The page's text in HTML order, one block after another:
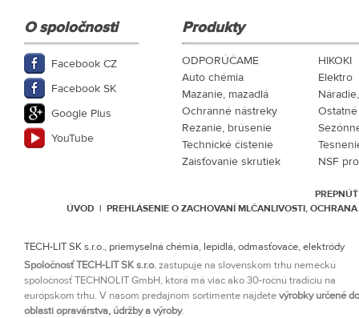
O spoločnosti
Facebook CZ
Facebook SK
Google Plus
YouTube
Produkty
ODPORÚČAME
HIKOKI
Auto chémia
Elektro
Mazanie, mazadlá
Ochranné nástreky
Rezanie, brúsenie
Technické čistenie
Zaisťovanie skrutiek
NSF
ÚVOD |PREHLÁSENIE O ZACHOVANÍ MLČANLIVOSTI,
TECH-LIT SK s.r.o., priemyselná chémia, lepidlá, odmasťovače, elektródy
Spoločnosť TECH-LIT SK s.r.o.zastupuje na slovenskom trhu nemeckú
spoločnosť TECHNOLIT GmbH, ktorá má viac ako 30-ročnú tradíciu na
európskom trhu. V našom predajnom sortimente nájdetevýrobky určené do
oblasti opravárstva, údržby a výroby.